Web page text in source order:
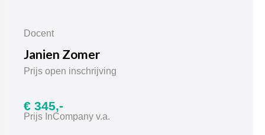
Docent
Janien Zomer
Prijs open inschrijving
€ 345,-
Prijs InCompany v.a.